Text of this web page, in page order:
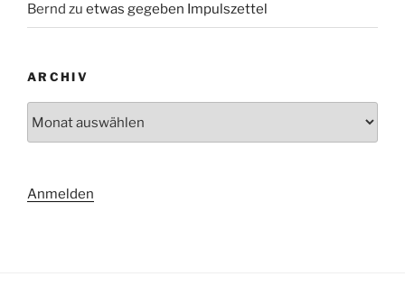
Bernd zu etwas gegeben Impulszettel
ARCHIV
Anmelden